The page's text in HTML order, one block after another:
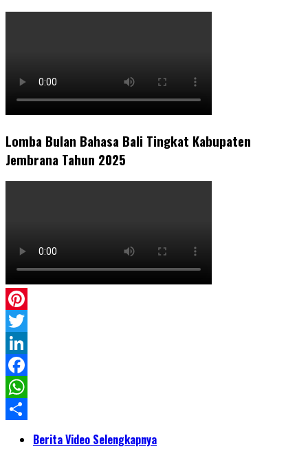
Lomba Bulan Bahasa Bali Tingkat Kabupaten
Jembrana Tahun 2025
Pinterest
Twitter
LinkedIn
Facebook
WhatsApp
ShareBerita Video Selengkapnya